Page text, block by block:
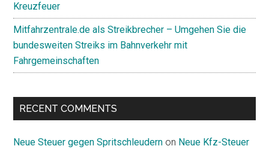
Kreuzfeuer
Mitfahrzentrale.de als Streikbrecher – Umgehen Sie die
bundesweiten Streiks im Bahnverkehr mit
Fahrgemeinschaften
RECENT COMMENTS
Neue Steuer gegen Spritschleudern on Neue Kfz-Steuer